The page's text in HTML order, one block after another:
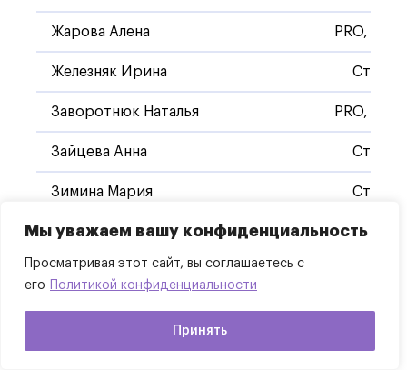
Мы уважаем вашу конфиденциальность
Просматривая этот сайт, вы соглашаетесь с
его
Политикой конфиденциальности
Принять
Жарова Алена PRO,
Железняк Ирина
Заворотнюк Наталья PRO,
Зайцева Анна
Зимина Мария
Зубкова Наталья
Кабирова Наталья
Казакова Оксана
Камынина Анна